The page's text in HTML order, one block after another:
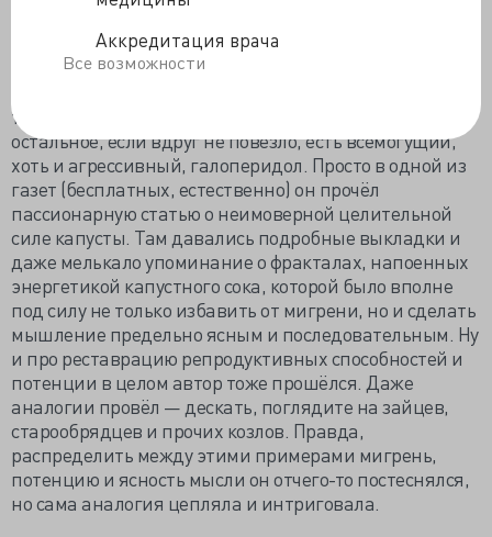
Аккредитация врача
Все возможности
капустным листом на голове. Нет, не в качестве
альтернативы шапочке из фольги: любой мало-
только от соседских микроволновок, а на всё
остальное, если вдруг не повезло, есть всемогущий,
хоть и агрессивный, галоперидол. Просто в одной из
газет (бесплатных, естественно) он прочёл
пассионарную статью о неимоверной целительной
силе капусты. Там давались подробные выкладки и
даже мелькало упоминание о фракталах, напоенных
энергетикой капустного сока, которой было вполне
под силу не только избавить от мигрени, но и сделать
мышление предельно ясным и последовательным. Ну
и про реставрацию репродуктивных способностей и
потенции в целом автор тоже прошёлся. Даже
аналогии провёл — дескать, поглядите на зайцев,
старообрядцев и прочих козлов. Правда,
распределить между этими примерами мигрень,
потенцию и ясность мысли он отчего-то постеснялся,
но сама аналогия цепляла и интриговала.